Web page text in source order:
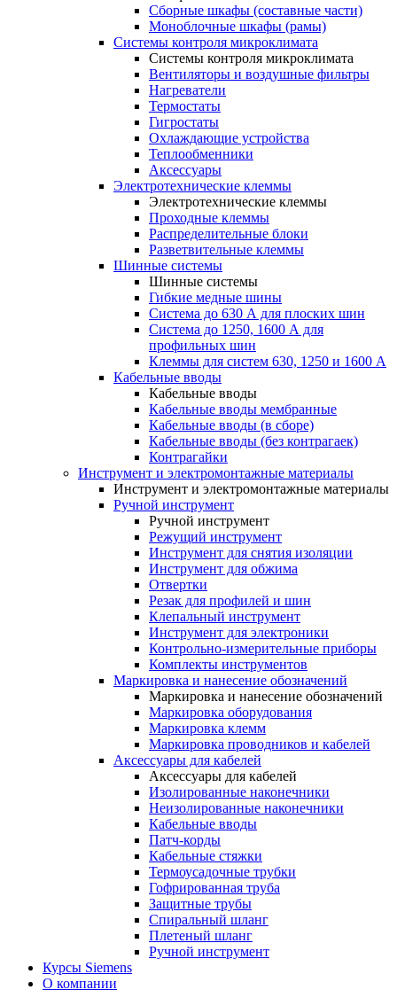
Сборные шкафы (составные части)
Моноблочные шкафы (рамы)
Системы контроля микроклимата
Системы контроля микроклимата
Вентиляторы и воздушные фильтры
Нагреватели
Термостаты
Гигростаты
Охлаждающие устройства
Теплообменники
Аксессуары
Электротехнические клеммы
Электротехнические клеммы
Проходные клеммы
Распределительные блоки
Разветвительные клеммы
Шинные системы
Шинные системы
Гибкие медные шины
Система до 630 А для плоских шин
Система до 1250, 1600 А для
профильных шин
Клеммы для систем 630, 1250 и 1600 А
Кабельные вводы
Кабельные вводы
Кабельные вводы мембранные
Кабельные вводы (в сборе)
Кабельные вводы (без контрагаек)
Контрагайки
Инструмент и электромонтажные материалы
Инструмент и электромонтажные материалы
Ручной инструмент
Ручной инструмент
Режущий инструмент
Инструмент для снятия изоляции
Инструмент для обжима
Отвертки
Резак для профилей и шин
Клепальный инструмент
Инструмент для электроники
Контрольно-измерительные приборы
Комплекты инструментов
Маркировка и нанесение обозначений
Маркировка и нанесение обозначений
Маркировка оборудования
Маркировка клемм
Маркировка проводников и кабелей
Аксессуары для кабелей
Аксессуары для кабелей
Изолированные наконечники
Неизолированные наконечники
Кабельные вводы
Патч-корды
Кабельные стяжки
Термоусадочные трубки
Гофрированная труба
Защитные трубы
Спиральный шланг
Плетеный шланг
Ручной инструмент
Курсы Siemens
О компании